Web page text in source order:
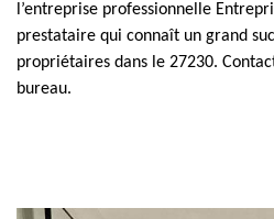
l’entreprise professionnelle
prestataire qui connaît un grand
propriétaires dans le 27230.
bureau.